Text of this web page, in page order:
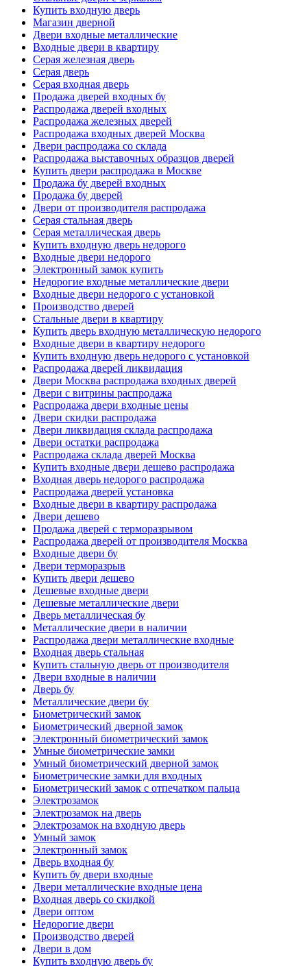
Купить входную дверь
Магазин дверной
Двери входные металлические
Входные двери в квартиру
Серая железная дверь
Серая дверь
Серая входная дверь
Продажа дверей входных бу
Распродажа дверей входных
Распродажа железных дверей
Распродажа входных дверей Москва
Двери распродажа со склада
Распродажа выставочных образцов дверей
Купить двери распродажа в Москве
Продажа бу дверей входных
Продажа бу дверей
Двери от производителя распродажа
Серая стальная дверь
Серая металлическая дверь
Купить входную дверь недорого
Входные двери недорого
Электронный замок купить
Недорогие входные металлические двери
Входные двери недорого с установкой
Производство дверей
Стальные двери в квартиру
Купить дверь входную металлическую недорого
Входные двери в квартиру недорого
Купить входную дверь недорого с установкой
Распродажа дверей ликвидация
Двери Москва распродажа входных дверей
Двери с витрины распродажа
Распродажа двери входные цены
Двери скидки распродажа
Двери ликвидация склада распродажа
Двери остатки распродажа
Распродажа склада дверей Москва
Купить входные двери дешево распродажа
Входная дверь недорого распродажа
Распродажа дверей установка
Входные двери в квартиру распродажа
Двери дешево
Продажа дверей с терморазрывом
Распродажа дверей от производителя Москва
Входные двери бу
Двери терморазрыв
Купить двери дешево
Дешевые входные двери
Дешевые металлические двери
Дверь металлическая бу
Металлические двери в наличии
Распродажа двери металлические входные
Входная дверь стальная
Купить стальную дверь от производителя
Двери входные в наличии
Дверь бу
Металлические двери бу
Биометрический замок
Биометрический дверной замок
Электронный биометрический замок
Умные биометрические замки
Умный биометрический дверной замок
Биометрические замки для входных
Биометрический замок с отпечатком пальца
Электрозамок
Электрозамок на дверь
Электрозамок на входную дверь
Умный замок
Электронный замок
Дверь входная бу
Купить бу двери входные
Двери металлические входные цена
Входная дверь со скидкой
Двери оптом
Недорогие двери
Производство дверей
Двери в дом
Купить входную дверь бу